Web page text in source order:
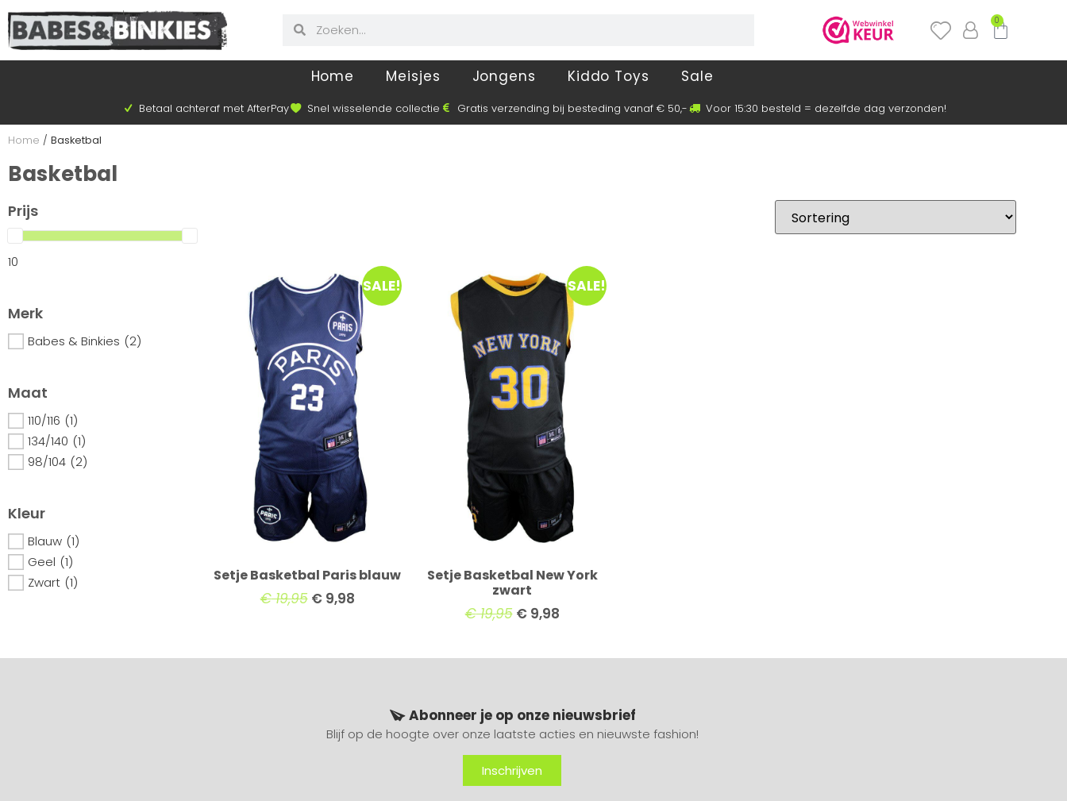
0
Home Meisjes Jongens Kiddo Toys Sale
Betaal achteraf met AfterPay Snel wisselende collectie Gratis verzending bij besteding vanaf € 50,- Voor 15:30 besteld = dezelfde dag verzonden!
Home / Basketbal
Basketbal
Prijs
10
Merk
Babes & Binkies (2)
Maat
110/116 (1)
134/140 (1)
98/104 (2)
Kleur
Blauw (1)
Geel (1)
Zwart (1)
SALE!
Setje Basketbal Paris blauw
€19,95 €9,98
SALE!
Setje Basketbal New York
zwart
€19,95 €9,98
Abonneer je op onze nieuwsbrief
Blijf op de hoogte over onze laatste acties en nieuwste fashion!
Inschrijven